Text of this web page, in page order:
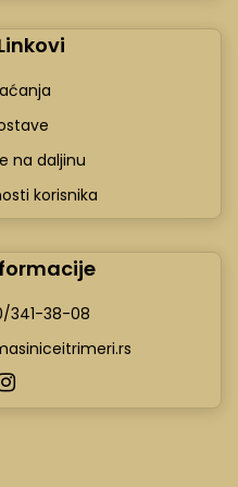
na daljinu
korisnika
341-38-08